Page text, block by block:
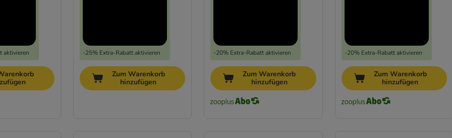
aktivieren -25% Extra-Rabatt aktivieren
Zum Warenkorb
hinzufügen
-20% Extra-Rabatt aktivieren
Zum Warenkorb
hinzufügen
-20% Extra-Rabatt aktivieren
Zum Warenkorb
hinzufügen